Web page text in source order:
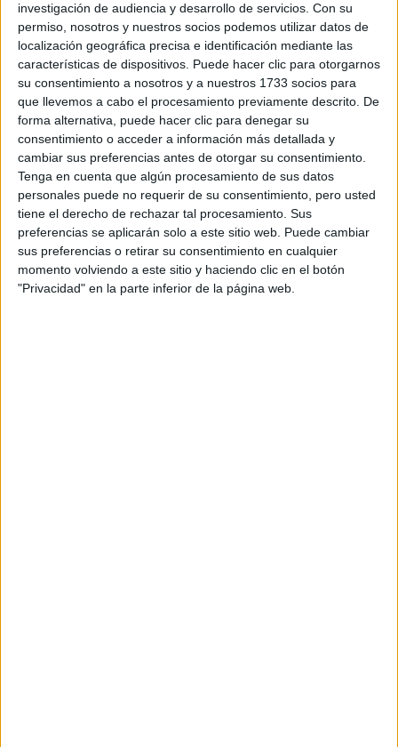
investigación de audiencia y desarrollo de servicios. Con su
permiso, nosotros y nuestros socios podemos utilizar datos de
localización geográfica precisa e identificación mediante las
características de dispositivos. Puede hacer clic para otorgarnos
su consentimiento a nosotros y a nuestros 1733 socios para
que llevemos a cabo el procesamiento previamente descrito. De
forma alternativa, puede hacer clic para denegar su
consentimiento o acceder a información más detallada y
cambiar sus preferencias antes de otorgar su consentimiento.
Tenga en cuenta que algún procesamiento de sus datos
personales puede no requerir de su consentimiento, pero usted
tiene el derecho de rechazar tal procesamiento. Sus
preferencias se aplicarán solo a este sitio web. Puede cambiar
sus preferencias o retirar su consentimiento en cualquier
momento volviendo a este sitio y haciendo clic en el botón
"Privacidad" en la parte inferior de la página web.
Suscribite ahora
COMPARTÍ ESTA NOTA
EN ESTA NOTA
PERSONALIDAES: LUNA DE HOY PISCIS
TEMAS: SIGNOS ZODIACO
HOROSCOPO
PREDICCIONES